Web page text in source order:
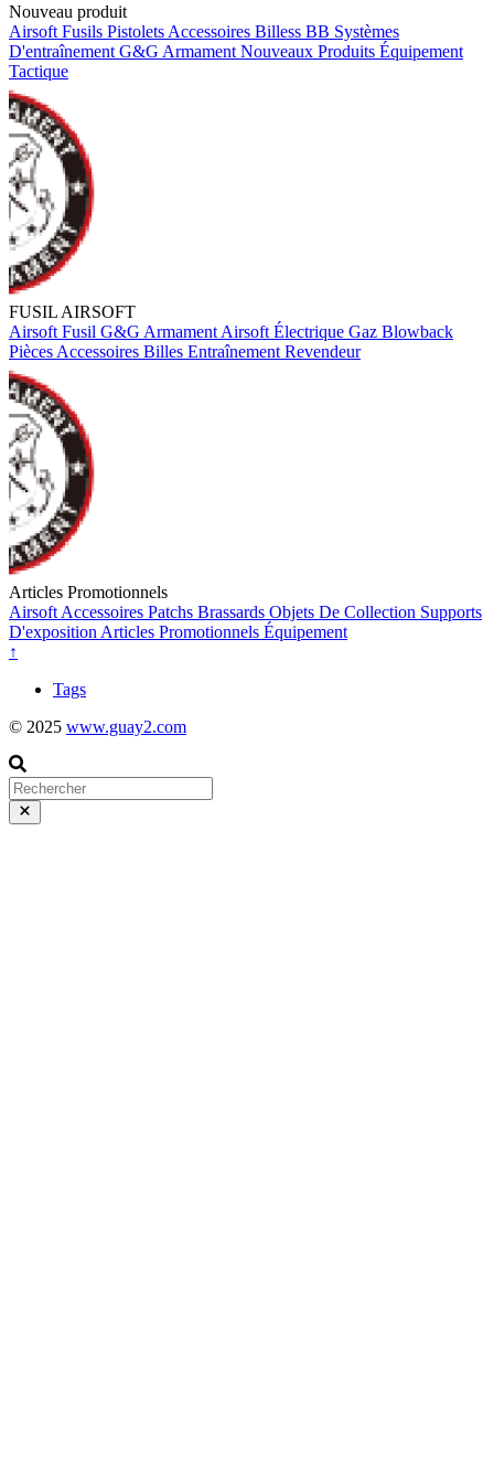
Nouveau produit
Airsoft Fusils Pistolets Accessoires Billess BB Systèmes
D'entraînement G&G Armament Nouveaux Produits Équipement
Tactique
FUSIL AIRSOFT
Airsoft Fusil G&G Armament Airsoft Électrique Gaz Blowback
Pièces Accessoires Billes Entraînement Revendeur
Articles Promotionnels
Airsoft Accessoires Patchs Brassards Objets De Collection Supports
D'exposition Articles Promotionnels Équipement
↑
Tags
© 2025 www.guay2.com